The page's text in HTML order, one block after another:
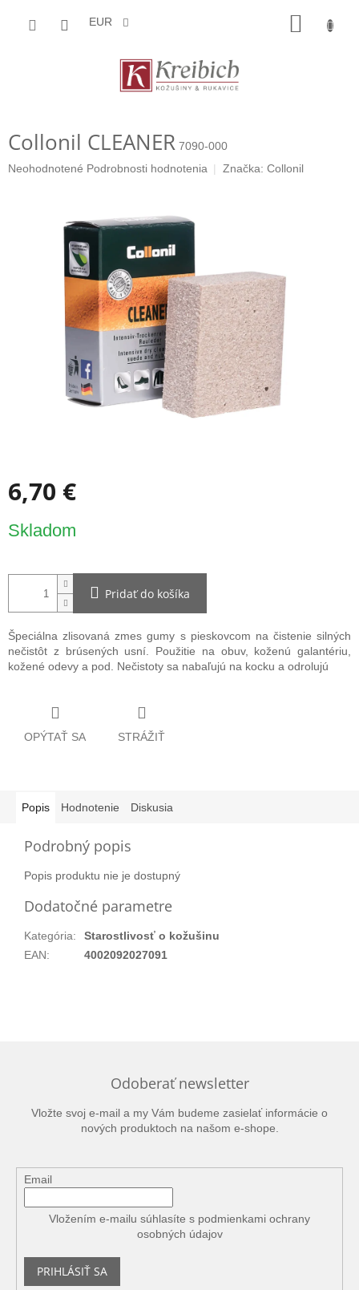
EUR
Collonil CLEANER 7090-000
Priemerné
hviezdičiek.
Neohodnotené Podrobnosti hodnotenia Značka: Collonil
6,70 €
cena:
Skladom
Pridať do košíka
Špeciálna zlisovaná zmes gumy s pieskovcom na čistenie silných
nečistôt z brúsených usní. Použitie na obuv, koženú galantériu,
kožené odevy a pod. Nečistoty sa nabaľujú na kocku a odrolujú
OPÝTAŤ SA STRÁŽIŤ
Popis Hodnotenie Diskusia
Podrobný popis
Popis produktu nie je dostupný
Dodatočné parametre
Kategória:
Starostlivosť o kožušinu
EAN: 4002092027091
Odoberať newsletter
Vložte svoj e-mail a my Vám budeme zasielať informácie o
nových produktoch na našom e-shope.
Email
Vložením e-mailu súhlasíte s podmienkami ochrany
osobných údajov
PRIHLÁSIŤ SA